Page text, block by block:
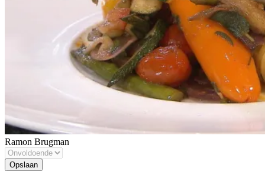
Ramon Brugman